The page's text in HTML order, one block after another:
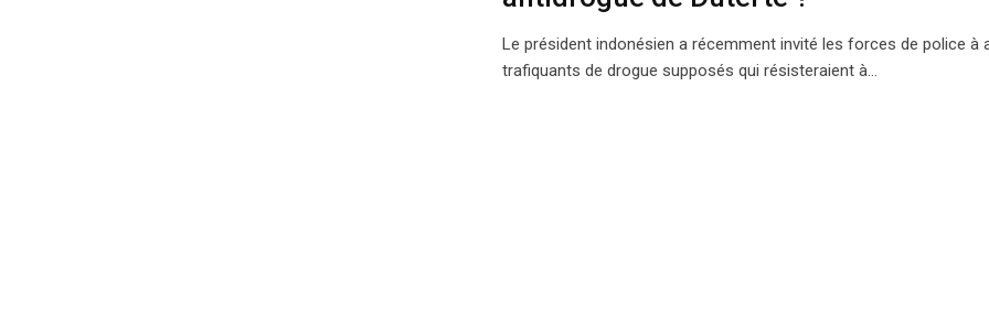
Le président indonésien a récemment invité les forces de police à
trafiquants de drogue supposés qui résisteraient à…